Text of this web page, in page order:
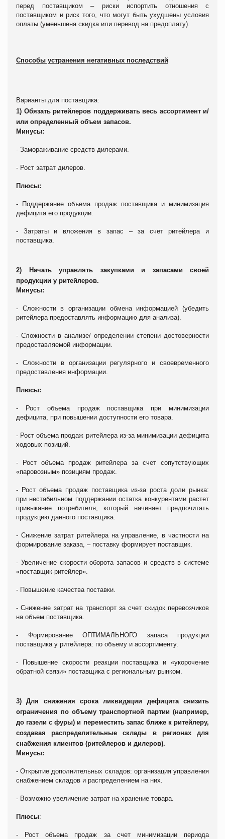
перед поставщиком – риски испортить отношения с
поставщиком и риск того, что могут быть ухудшены условия
оплаты (уменьшена скидка или перевод на предоплату).
Способы устранения негативных последствий
Варианты для поставщика:
1) Обязать ритейлеров поддерживать весь ассортимент и/
или определенный объем запасов.
Минусы:
- Замораживание средств дилерами.
- Рост затрат дилеров.
Плюсы:
- Поддержание объема продаж поставщика и минимизация
дефицита его продукции.
- Затраты и вложения в запас – за счет ритейлера и
поставщика.
2) Начать управлять закупками и запасами своей
продукции у ритейлеров.
Минусы:
- Сложности в организации обмена информацией (убедить
ритейлера предоставлять информацию для анализа).
- Сложности в анализе/ определении степени достоверности
предоставляемой информации.
- Сложности в организации регулярного и своевременного
предоставления информации.
Плюсы:
- Рост объема продаж поставщика при минимизации
дефицита, при повышении доступности его товара.
- Рост объема продаж ритейлера из-за минимизации дефицита
ходовых позиций.
- Рост объема продаж ритейлера за счет сопутствующих
«паровозным» позициям продаж.
- Рост объема продаж поставщика из-за роста доли рынка:
при нестабильном поддержании остатка конкурентами растет
привыкание потребителя, который начинает предпочитать
продукцию данного поставщика.
- Снижение затрат ритейлера на управление, в частности на
формирование заказа, – поставку формирует поставщик.
- Увеличение скорости оборота запасов и средств в системе
«поставщик-ритейлер».
- Повышение качества поставки.
- Снижение затрат на транспорт за счет скидок перевозчиков
на объем поставщика.
- Формирование ОПТИМАЛЬНОГО запаса продукции
поставщика у ритейлера: по объему и ассортименту.
- Повышение скорости реакции поставщика и «укорочение
обратной связи» поставщика с региональным рынком.
3) Для снижения срока ликвидации дефицита снизить
ограничения по объему транспортной партии (например,
до газели с фуры) и переместить запас ближе к ритейлеру,
создавая распределительные склады в регионах для
снабжения клиентов (ритейлеров и дилеров).
Минусы:
- Открытие дополнительных складов: организация управления
снабжением складов и распределением на них.
- Возможно увеличение затрат на хранение товара.
Плюсы:
- Рост объема продаж за счет минимизации периода